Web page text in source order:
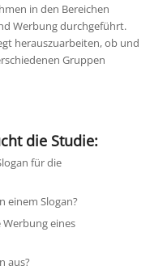
in den Bereichen
Werbung durchgeführt.
herauszuarbeiten, ob und
Gruppen
die Studie:
für die
einem Slogan?
eines
aus?